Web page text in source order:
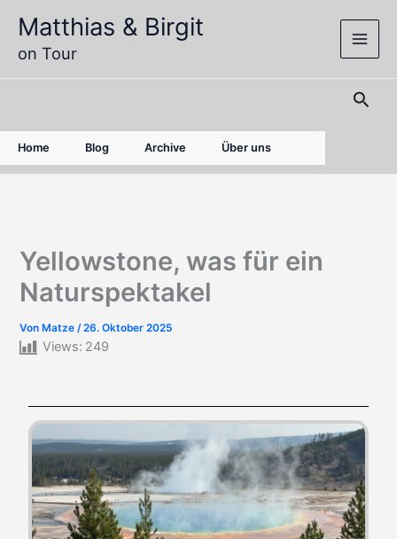
Inhalt
springen
Matthias & Birgit
on Tour
Home Blog Archive Über uns
Yellowstone, was für ein
Naturspektakel
Von Matze/26. Oktober 2025
Views: 249